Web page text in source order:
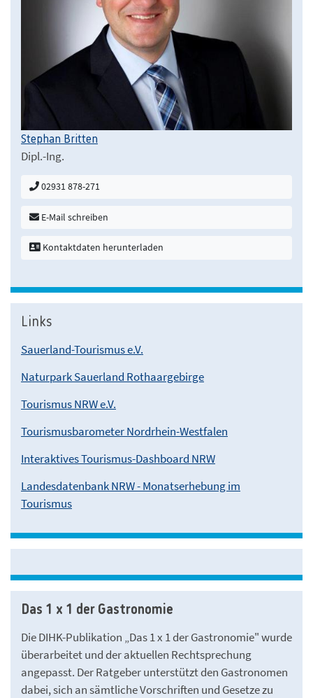
Stephan Britten
Dipl.-Ing.
02931 878-271
E-Mail schreiben
Kontaktdaten herunterladen
Links
Sauerland-Tourismus e.V.
Naturpark Sauerland Rothaargebirge
Tourismus NRW e.V.
Tourismusbarometer Nordrhein-Westfalen
Interaktives Tourismus-Dashboard NRW
Landesdatenbank NRW - Monatserhebung im
Tourismus
Das 1 x 1 der Gastronomie
Die DIHK-Publikation „Das 1 x 1 der Gastronomie" wurde
überarbeitet und der aktuellen Rechtsprechung
angepasst. Der Ratgeber unterstützt den Gastronomen
dabei, sich an sämtliche Vorschriften und Gesetze zu